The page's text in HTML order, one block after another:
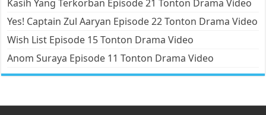
Kasih Yang Terkorban Episode 21 Tonton Drama Video
Yes! Captain Zul Aaryan Episode 22 Tonton Drama Video
Wish List Episode 15 Tonton Drama Video
Anom Suraya Episode 11 Tonton Drama Video